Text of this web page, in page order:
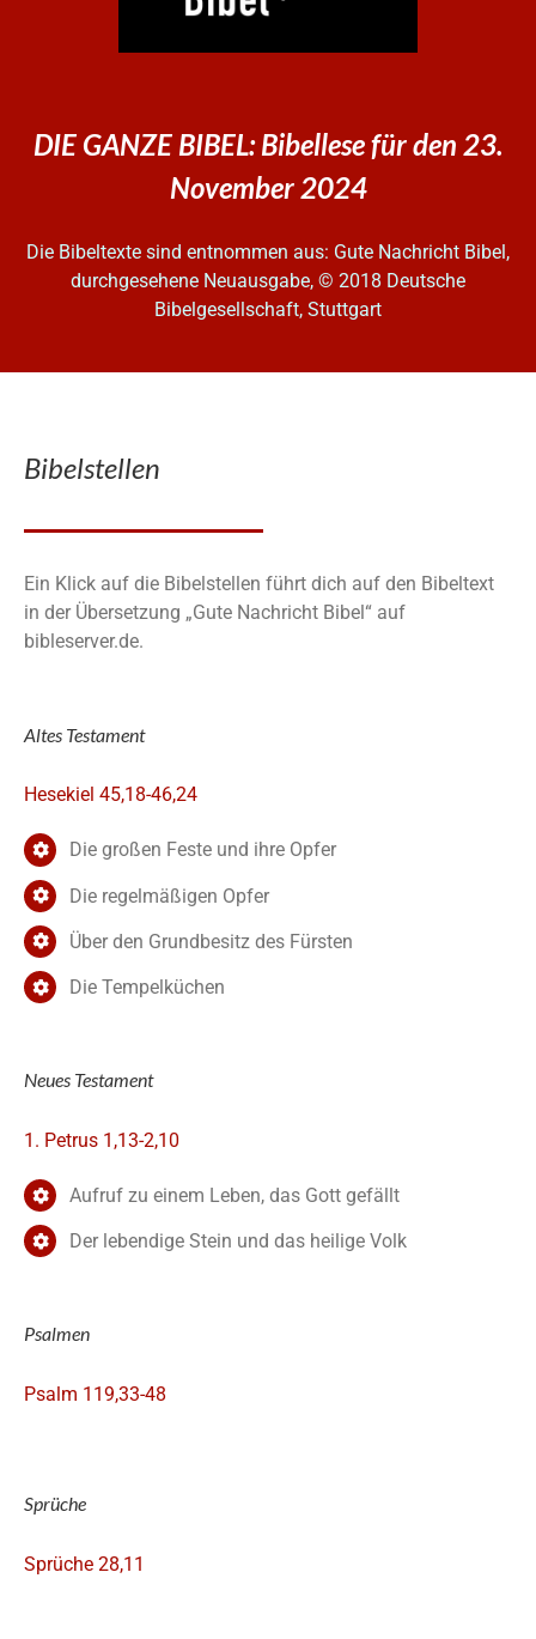
DIE GANZE BIBEL: Bibellese für den 23.
November 2024
Die Bibeltexte sind entnommen aus: Gute Nachricht Bibel,
durchgesehene Neuausgabe, © 2018 Deutsche
Bibelgesellschaft, Stuttgart
Bibelstellen
Ein Klick auf die Bibelstellen führt dich auf den Bibeltext
in der Übersetzung „Gute Nachricht Bibel“ auf
bibleserver.de.
Altes Testament
Hesekiel 45,18-46,24
Die großen Feste und ihre Opfer
Die regelmäßigen Opfer
Über den Grundbesitz des Fürsten
Die Tempelküchen
Neues Testament
1. Petrus 1,13-2,10
Aufruf zu einem Leben, das Gott gefällt
Der lebendige Stein und das heilige Volk
Psalmen
Psalm 119,33-48
Sprüche
Sprüche 28,11